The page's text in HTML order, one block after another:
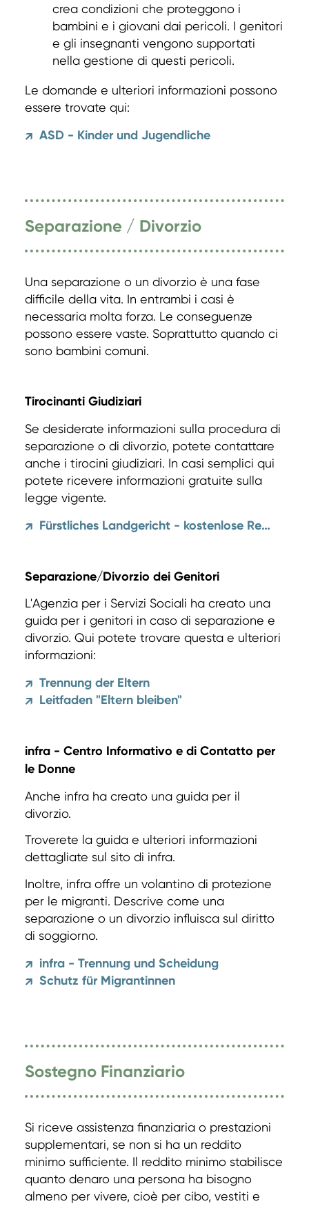
crea condizioni che proteggono i
bambini e i giovani dai pericoli. I genitori
e gli insegnanti vengono supportati
nella gestione di questi pericoli.
Le domande e ulteriori informazioni possono
essere trovate qui:
↗ ASD - Kinder und Jugendliche
Separazione / Divorzio
Una separazione o un divorzio è una fase
difficile della vita. In entrambi i casi è
necessaria molta forza. Le conseguenze
possono essere vaste. Soprattutto quando ci
sono bambini comuni.
Tirocinanti Giudiziari
Se desiderate informazioni sulla procedura di
separazione o di divorzio, potete contattare
anche i tirocini giudiziari. In casi semplici qui
potete ricevere informazioni gratuite sulla
legge vigente.
↗ Fürstliches Landgericht - kostenlose Rechtsberatung
Separazione/Divorzio dei Genitori
L'Agenzia per i Servizi Sociali ha creato una
guida per i genitori in caso di separazione e
divorzio. Qui potete trovare questa e ulteriori
informazioni:
↗ Trennung der Eltern
↗ Leitfaden "Eltern bleiben"
infra - Centro Informativo e di Contatto per
le Donne
Anche infra ha creato una guida per il
divorzio.
Troverete la guida e ulteriori informazioni
dettagliate sul sito di infra.
Inoltre, infra offre un volantino di protezione
per le migranti. Descrive come una
separazione o un divorzio influisca sul diritto
di soggiorno.
↗ infra - Trennung und Scheidung
↗ Schutz für Migrantinnen
Sostegno Finanziario
Si riceve assistenza finanziaria o prestazioni
supplementari, se non si ha un reddito
minimo sufficiente. Il reddito minimo stabilisce
quanto denaro una persona ha bisogno
almeno per vivere, cioè per cibo, vestiti e